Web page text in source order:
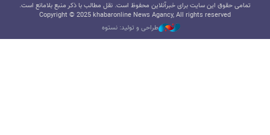
تمامی حقوق این سایت برای خبرآنلاین محفوظ است. نقل مطالب با ذکر منبع بلامانع است.
Copyright © 2025 khabaronline News Agancy, All rights reserved
طراحی و تولید: نستوه